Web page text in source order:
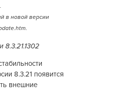
в новой версии
8.3.21.1302
8.3.21 появится
внешние